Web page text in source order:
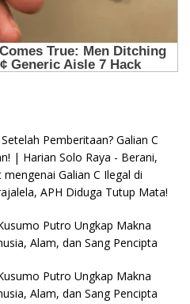
Pemberitaan? Galian C
| Harian Solo Raya - Berani,
mengenai Galian C Ilegal di
APH Diduga Tutup Mata!
Putro Ungkap Makna
Alam, dan Sang Pencipta
Putro Ungkap Makna
Alam, dan Sang Pencipta